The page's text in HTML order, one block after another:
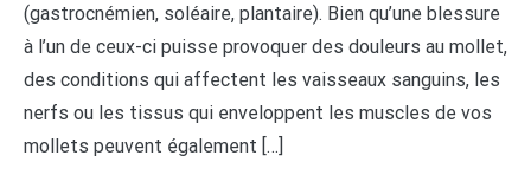
(gastrocnémien, soléaire, plantaire). Bien qu’une blessure
à l’un de ceux-ci puisse provoquer des douleurs au mollet,
des conditions qui affectent les vaisseaux sanguins, les
nerfs ou les tissus qui enveloppent les muscles de vos
mollets peuvent également […]